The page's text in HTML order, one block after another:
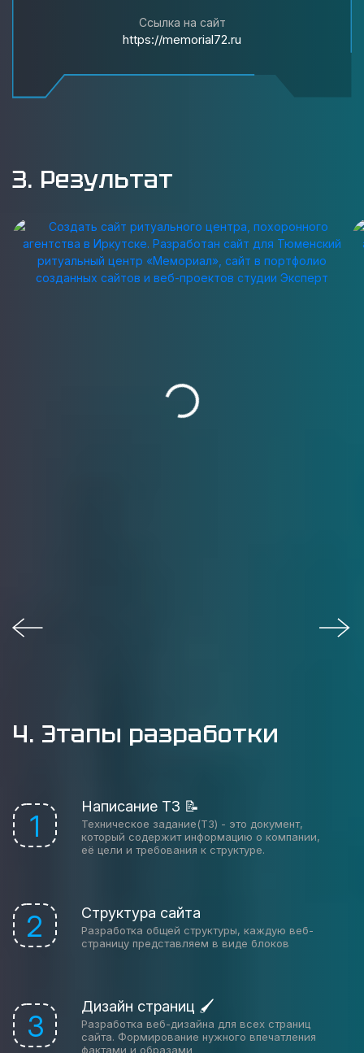
Ссылка на сайт
https://memorial72.ru
3. Результат
4. Этапы разработки
1
Написание ТЗ 📝
Техническое задание(ТЗ) - это документ,
который содержит информацию о компании,
её цели и требования к структуре.
2 Структура сайта
Разработка общей структуры, каждую веб-
страницу представляем в виде блоков
3
Дизайн страниц 🖌
Разработка веб-дизайна для всех страниц
сайта. Формирование нужного впечатления
фактами и образами